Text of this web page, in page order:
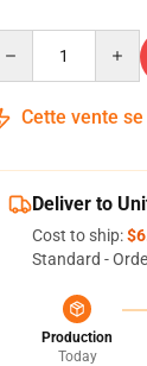
Cette vente
Deliver to
Cost to ship:
Standard -
Production
Today